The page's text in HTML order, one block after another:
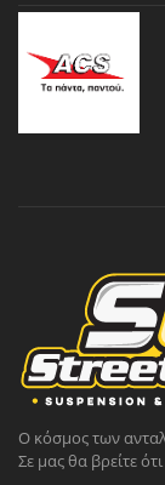
Ο κόσμος των
Σε μας θα βρείτε